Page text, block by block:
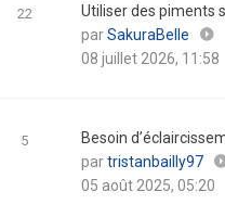
22
Utiliser des piments
parSakuraBelle
le
08 juillet 2026, 11:58
5
Besoin
partristanbailly97
05 août 2025, 05:20